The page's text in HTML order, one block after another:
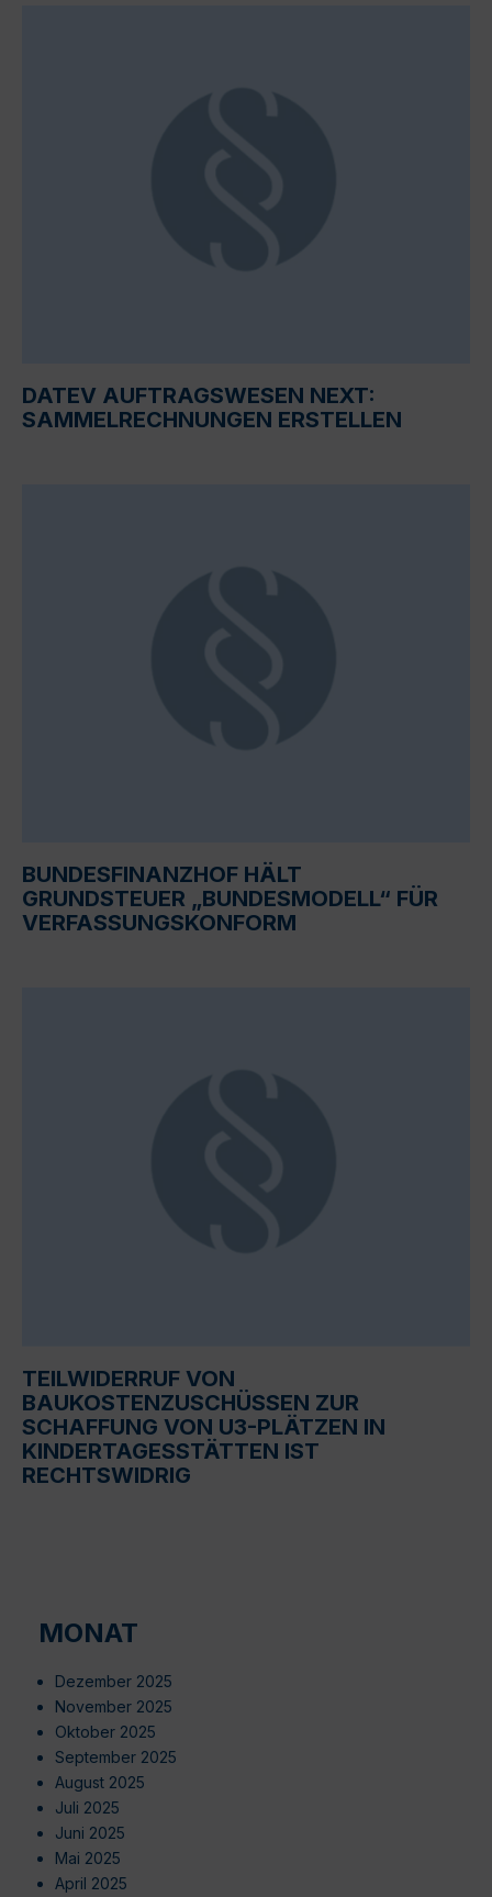
DATEV AUFTRAGSWESEN NEXT:
SAMMELRECHNUNGEN ERSTELLEN
BUNDESFINANZHOF HÄLT
GRUNDSTEUER „BUNDESMODELL“ FÜR
VERFASSUNGSKONFORM
TEILWIDERRUF VON
BAUKOSTENZUSCHÜSSEN ZUR
SCHAFFUNG VON U3-PLÄTZEN IN
KINDERTAGESSTÄTTEN IST
RECHTSWIDRIG
MONAT
Dezember 2025
November 2025
Oktober 2025
September 2025
August 2025
Juli 2025
Juni 2025
Mai 2025
April 2025